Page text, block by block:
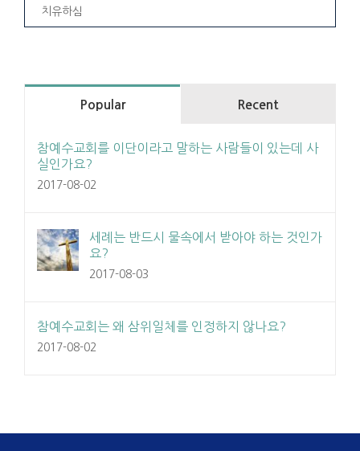
치유하심
Popular Recent
참예수교회를 이단이라고 말하는 사람들이 있는데 사
실인가요?
2017-08-02
세례는 반드시 물속에서 받아야 하는 것인가
요?
2017-08-03
참예수교회는 왜 삼위일체를 인정하지 않나요?
2017-08-02